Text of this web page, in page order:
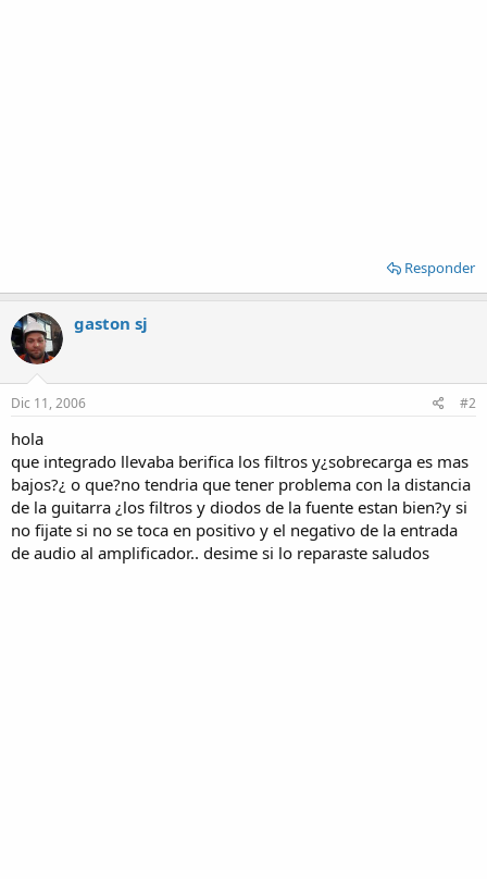
Responder
gaston sj
Dic 11, 2006 #2
hola
que integrado llevaba berifica los filtros y¿sobrecarga es mas
bajos?¿ o que?no tendria que tener problema con la distancia
de la guitarra ¿los filtros y diodos de la fuente estan bien?y si
no fijate si no se toca en positivo y el negativo de la entrada
de audio al amplificador.. desime si lo reparaste saludos